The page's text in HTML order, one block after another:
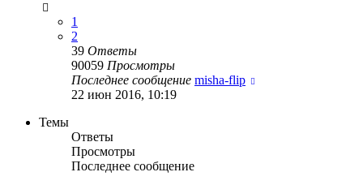
1
2
39 Ответы
90059 Просмотры
Последнее сообщение misha-flip
22 июн 2016, 10:19
Темы
Ответы
Просмотры
Последнее сообщение